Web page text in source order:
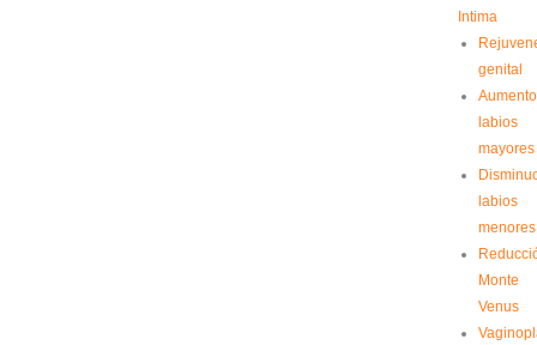
Intima
genital
Aumento
labios
mayores
labios
menores
Monte
Venus